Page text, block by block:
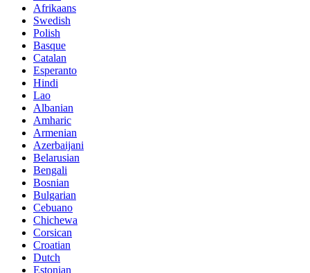
Afrikaans
Swedish
Polish
Basque
Catalan
Esperanto
Hindi
Lao
Albanian
Amharic
Armenian
Azerbaijani
Belarusian
Bengali
Bosnian
Bulgarian
Cebuano
Chichewa
Corsican
Croatian
Dutch
Estonian